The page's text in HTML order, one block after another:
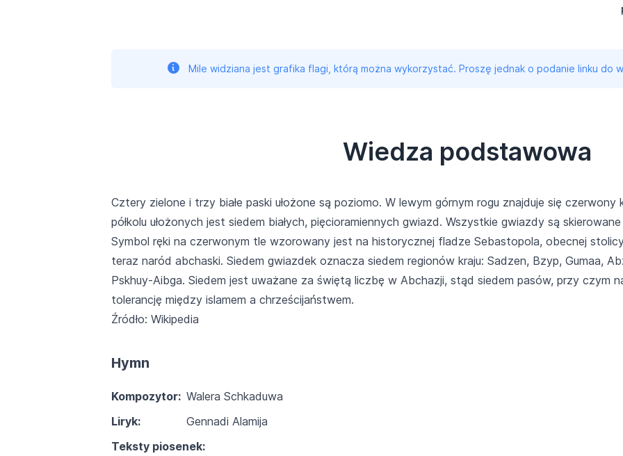
Mile widziana jest grafika flagi, którą można wykorzystać. Proszę jednak o podanie linku do
Wiedza podstawowa
Cztery zielone i trzy białe paski ułożone są poziomo. W lewym górnym rogu znajduje się czerwony
półkolu ułożonych jest siedem białych, pięcioramiennych gwiazd. Wszystkie gwiazdy są
Symbol ręki na czerwonym tle wzorowany jest na historycznej fladze Sebastopola, obecnej
teraz naród abchaski. Siedem gwiazdek oznacza siedem regionów kraju: Sadzen, Bzyp, Gumaa,
Pskhuy-Aibga. Siedem jest uważane za świętą liczbę w Abchazji, stąd siedem pasów, przy czym
tolerancję między islamem a chrześcijaństwem.
Źródło: Wikipedia
Hymn
Kompozytor: Walera Schkaduwa
Liryk:
Gennadi Alamija
Teksty piosenek: